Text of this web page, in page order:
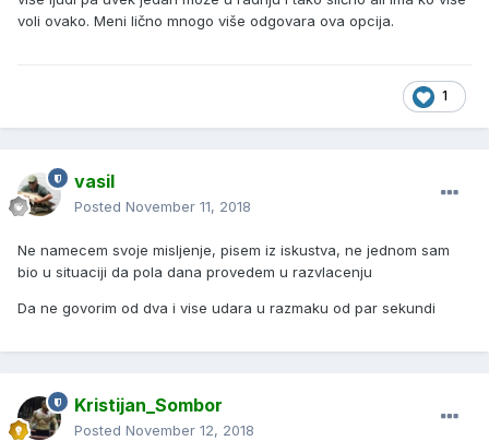
voli ovako. Meni lično mnogo više odgovara ova opcija.
1
vasil
Posted November 11, 2018
Ne namecem svoje misljenje, pisem iz iskustva, ne jednom sam
bio u situaciji da pola dana provedem u razvlacenju
Da ne govorim od dva i vise udara u razmaku od par sekundi
Kristijan_Sombor
Posted November 12, 2018